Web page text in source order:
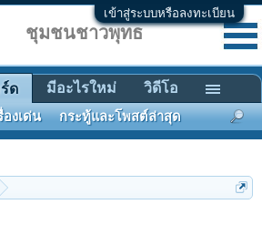
เข้าสู่ระบบหรือลงทะเบียน
ชุมชนชาวพุทธ
ด
องเด่น กระทู้และโพสต์ล่าสุด
มีอะไรใหม่ วิดีโอ